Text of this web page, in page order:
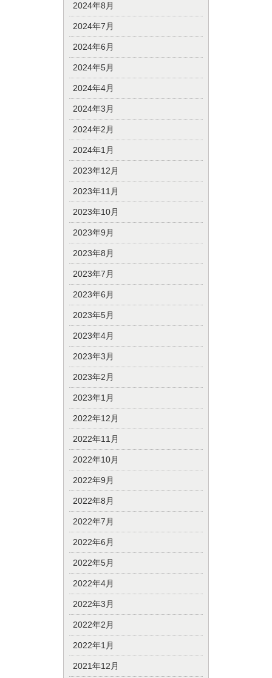
2024年8月
2024年7月
2024年6月
2024年5月
2024年4月
2024年3月
2024年2月
2024年1月
2023年12月
2023年11月
2023年10月
2023年9月
2023年8月
2023年7月
2023年6月
2023年5月
2023年4月
2023年3月
2023年2月
2023年1月
2022年12月
2022年11月
2022年10月
2022年9月
2022年8月
2022年7月
2022年6月
2022年5月
2022年4月
2022年3月
2022年2月
2022年1月
2021年12月